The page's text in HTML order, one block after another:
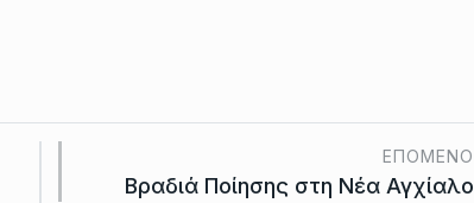
ΕΠΌΜΕΝΟ
Βραδιά Ποίησης στη Νέα Αγχίαλο